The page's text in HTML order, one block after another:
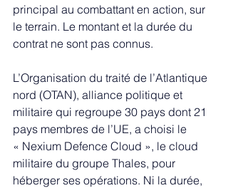
principal au combattant en action, sur
le terrain. Le montant et la durée du
contrat ne sont pas connus.
L’Organisation du traité de l’Atlantique
nord (OTAN), alliance politique et
militaire qui regroupe 30 pays dont 21
pays membres de l’UE, a choisi le
« Nexium Defence Cloud », le cloud
militaire du groupe Thales, pour
héberger ses opérations. Ni la durée,